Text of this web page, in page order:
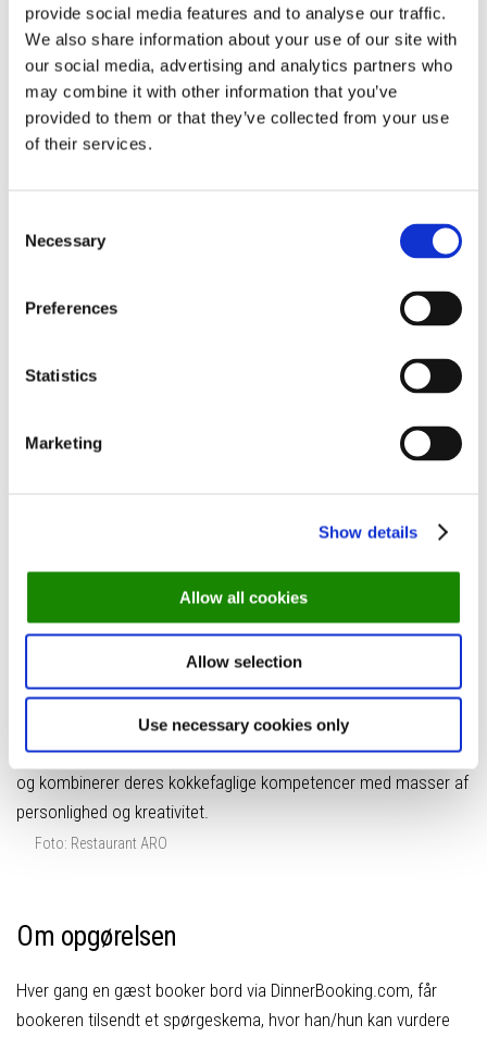
provide social media features and to analyse our traffic.
We also share information about your use of our site with
our social media, advertising and analytics partners who
may combine it with other information that you’ve
provided to them or that they’ve collected from your use
of their services.
Selection
Necessary
Preferences
Statistics
Marketing
Show details
Allow all cookies
Allow selection
Use necessary cookies only
at forene egnens egne råvarer med smagsindtryk og
ingredienser fra hele verden. Syttende har kun syv borde, så er
du heldig at få plads, kan du også være sikker på at få en
nærværende og eksklusiv oplevelse.
Konrads food and coffee, Odense C
Brobyværk Kro, Broby
ARO, der har gjort størst indtryk på gæsterne. 348 har anmeldt
oplevelse, de fik sig der. Restauranten holder til i et gammelt
autoværksted, hvor to kokke-venner udfolder deres talent på
skinnende tallerkener.Christoffer SchärfeogBjørn
er navnene, og deres CV rummer anerkendte navne
som d’Angleterre, Geranium og Gorilla. Ligesom Syttende er
ARO en restaurant uden dogmer, hvor kokkene giver hinanden
plads til at eksperimentere og udfolde sig. De kan deres kram
og kombinerer deres kokkefaglige kompetencer med masser af
personlighed og kreativitet.
Foto: Restaurant ARO
Om opgørelsen
Hver gang en gæst booker bord via DinnerBooking.com, får
bookeren tilsendt et spørgeskema, hvor han/hun kan vurdere